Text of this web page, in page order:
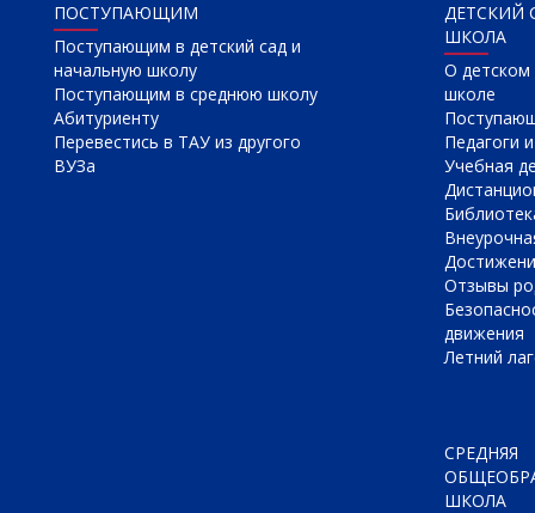
ПОСТУПАЮЩИМ
Поступающим в детский сад и
начальную школу
Поступающим в среднюю школу
Абитуриенту
Перевестись в ТАУ из другого
ВУЗа
ДЕТСКИЙ
ШКОЛА
О детском
школе
Педагоги
Учебная
Отзывы
движения
Летний
СРЕДНЯЯ
ШКОЛА